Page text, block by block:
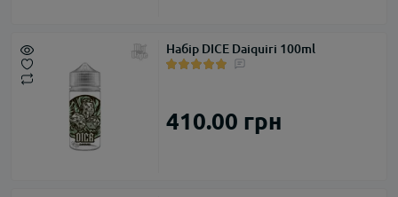
Набір DICE Daiquiri 100ml
410.00 грн